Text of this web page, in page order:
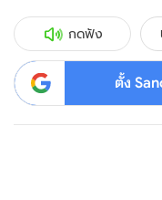
กดฟัง
ตั้ง